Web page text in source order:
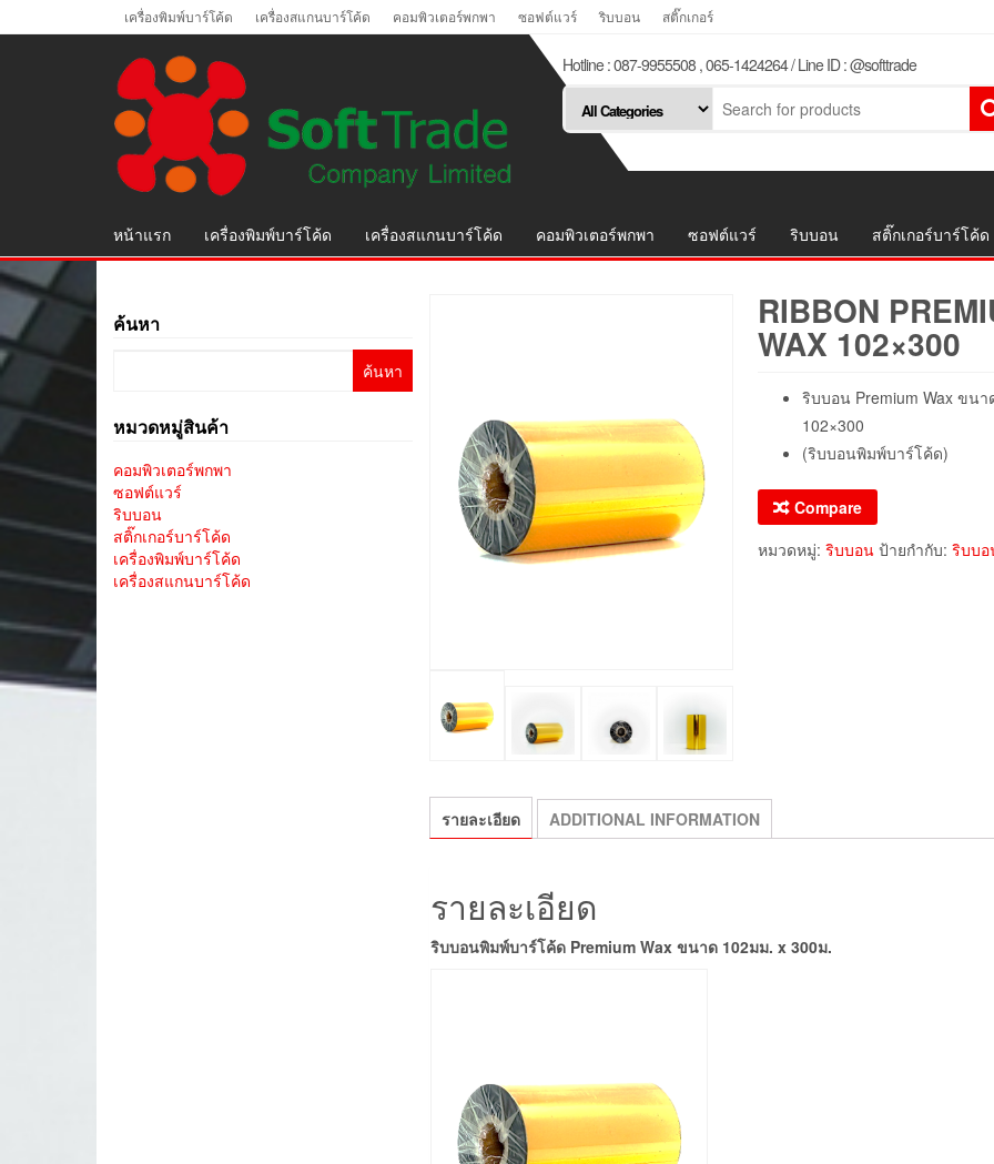
to
เครื่องพิมพ์บาร์โค้ด เครื่องสแกนบาร์โค้ด คอมพิวเตอร์พกพา ซอฟต์แวร์ ริบบอน สติ๊กเกอร์
Hotline : 087-9955508 , 065-1424264 / Line ID : @softtrade
หน้าแรก เครื่องพิมพ์บาร์โค้ด เครื่องสแกนบาร์โค้ด คอมพิวเตอร์พกพา ซอฟต์แวร์ ริบบอน สติ๊กเกอร์บาร์โค้ด
ค้นหา
หมวดหมู่สินค้า
คอมพิวเตอร์พกพา
ซอฟต์แวร์
ริบบอน
สติ๊กเกอร์บาร์โค้ด
เครื่องพิมพ์บาร์โค้ด
เครื่องสแกนบาร์โค้ด
RIBBON
WAX 102×300
ริบบอน Premium Wax ขนา
102×300
(ริบบอนพิมพ์บาร์โค้ด)
Compare
หมวดหมู่:ริบบอน ป้ายกำกับ:ริบบอ
รายละเอียด ADDITIONAL INFORMATION
รายละเอียด
ริบบอนพิมพ์บาร์โค้ด Premium Wax ขนาด 102มม. x 300ม.